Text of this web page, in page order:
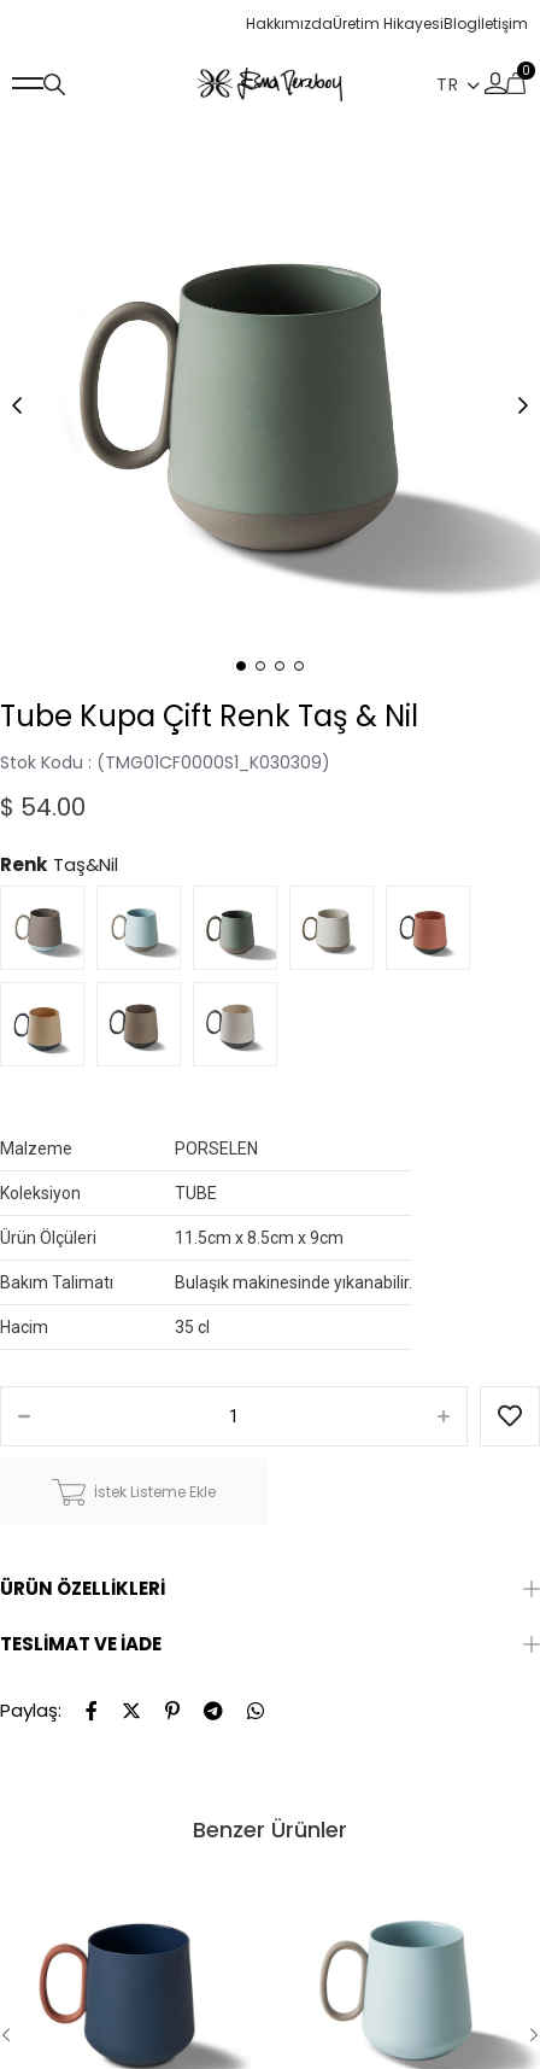
HakkımızdaÜretim HikayesiBlogİletişim
0
Tube Kupa Çift Renk Taş & Nil
Stok Kodu (TMG01CF0000S1_K030309)
$ 54.00
Renk Taş&Nil
Malzeme PORSELEN
Koleksiyon TUBE
Ürün Ölçüleri 11.5cm x 8.5cm x 9cm
Bakım Talimatı Bulaşık makinesinde yıkanabilir.
Hacim 35 cl
İstek Listeme Ekle
ÜRÜN ÖZELLIKLERI
TESLIMAT VE İADE
Paylaş:
Benzer Ürünler